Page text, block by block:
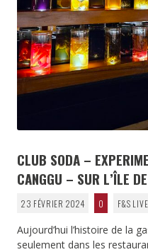
CLUB SODA –
CANGGU – SUR L’ÎLE
23 FÉVRIER 2024 0 F&S LIVE
Aujourd’hui l’histoire de la
seulement dans les